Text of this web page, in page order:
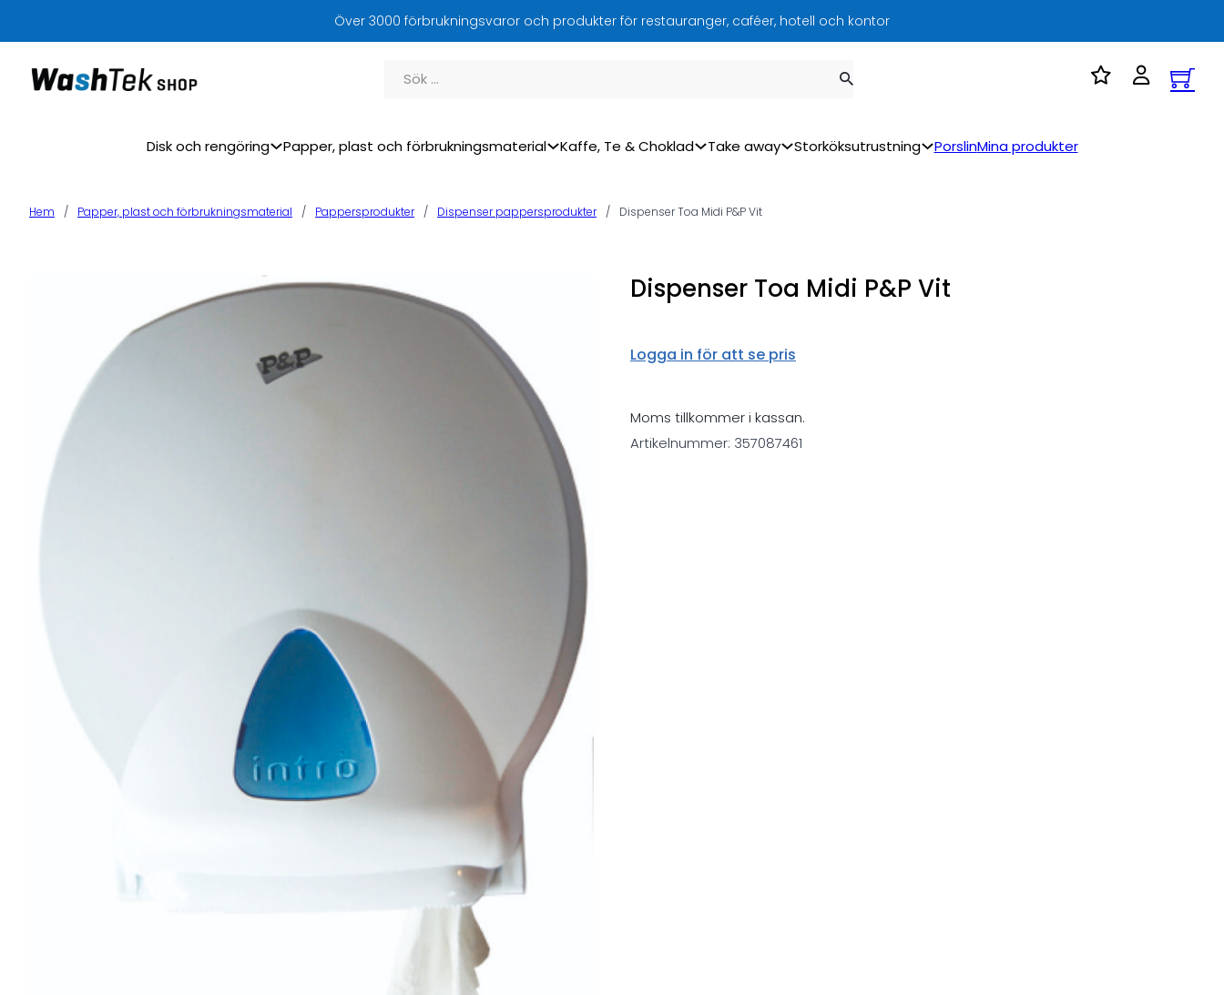
Över 3000 förbrukningsvaror och produkter för restauranger, caféer, hotell och kontor
Sök
Disk och rengöring Papper, plast och förbrukningsmaterial Kaffe, Te & Choklad Take away Storköksutrustning PorslinMina produkter
Hem / Papper, plast och förbrukningsmaterial / Pappersprodukter / Dispenser pappersprodukter / Dispenser Toa Midi P&P Vit
Dispenser Toa Midi P&P Vit
Logga in för att se pris
Moms tillkommer i kassan.
Artikelnummer: 357087461